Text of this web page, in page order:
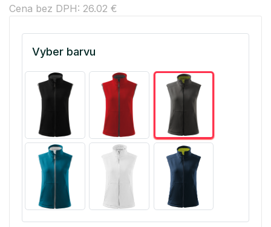
Cena bez DPH: 26.02 €
Vyber barvu